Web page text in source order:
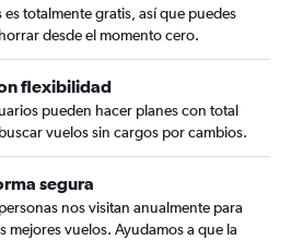
totalmente gratis, así que puedes
desde el momento cero.
flexibilidad
pueden hacer planes con total
vuelos sin cargos por cambios.
segura
nos visitan anualmente para
mejores vuelos. Ayudamos a que la